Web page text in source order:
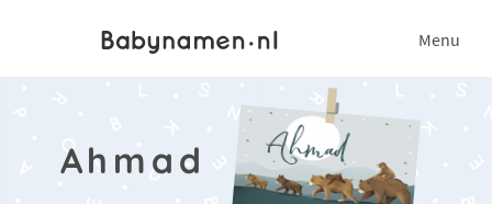
Menu
Ahmad